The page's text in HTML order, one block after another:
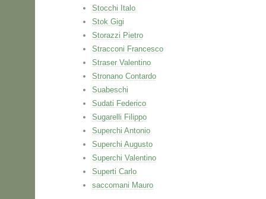
Stocchi Italo
Stok Gigi
Storazzi Pietro
Stracconi Francesco
Straser Valentino
Stronano Contardo
Suabeschi
Sudati Federico
Sugarelli Filippo
Superchi Antonio
Superchi Augusto
Superchi Valentino
Superti Carlo
saccomani Mauro